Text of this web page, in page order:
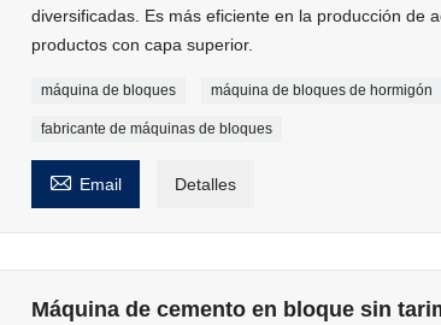
diversificadas. Es más eficiente en la producción de
productos con capa superior.
máquina de bloques máquina de bloques de hormigón
fabricante de máquinas de bloques
 Email Detalles
Máquina de cemento en bloque sin